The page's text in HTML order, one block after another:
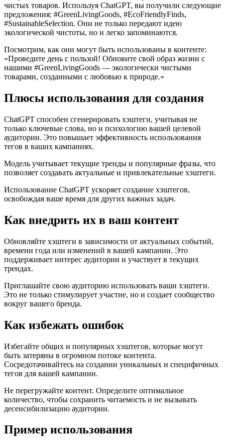
чистых товаров. Используя ChatGPT, вы получили следующие
предложения: #GreenLivingGoods, #EcoFriendlyFinds,
#SustainableSelection. Они не только передают идею
экологической чистоты, но и легко запоминаются.
Посмотрим, как они могут быть использованы в контенте:
«Проведите день с пользой! Обновите свой образ жизни с
нашими #GreenLivingGoods — экологически чистыми
товарами, созданными с любовью к природе.»
Плюсы использования для создания
ChatGPT способен сгенерировать хэштеги, учитывая не
только ключевые слова, но и психологию вашей целевой
аудитории. Это повышает эффективность использования
тегов в ваших кампаниях.
Модель учитывает текущие тренды и популярные фразы, что
позволяет создавать актуальные и привлекательные хэштеги.
Использование ChatGPT ускоряет создание хэштегов,
освобождая ваше время для других важных задач.
Как внедрить их в ваш контент
Обновляйте хэштеги в зависимости от актуальных событий,
времени года или изменений в вашей кампании. Это
поддерживает интерес аудитории и участвует в текущих
трендах.
Приглашайте свою аудиторию использовать ваши хэштеги.
Это не только стимулирует участие, но и создает сообщество
вокруг вашего бренда.
Как избежать ошибок
Избегайте общих и популярных хэштегов, которые могут
быть затеряны в огромном потоке контента.
Сосредотачивайтесь на создании уникальных и специфичных
тегов для вашей кампании.
Не перегружайте контент. Определите оптимальное
количество, чтобы сохранить читаемость и не вызывать
десенсибилизацию аудитории.
Пример использования